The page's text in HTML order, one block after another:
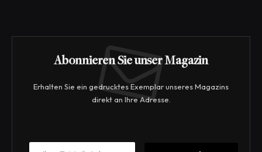
Abonnieren Sie unser Magazin
Erhalten Sie ein gedrucktes Exemplar unseres Magazins
direkt an Ihre Adresse.
E